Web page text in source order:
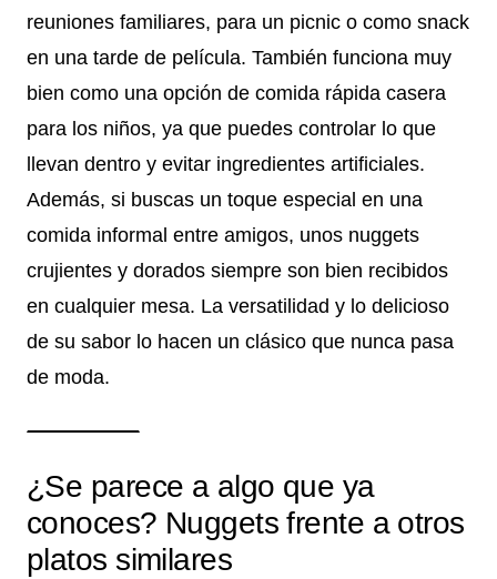
reuniones familiares, para un picnic o como snack
en una tarde de película. También funciona muy
bien como una opción de comida rápida casera
para los niños, ya que puedes controlar lo que
llevan dentro y evitar ingredientes artificiales.
Además, si buscas un toque especial en una
comida informal entre amigos, unos nuggets
crujientes y dorados siempre son bien recibidos
en cualquier mesa. La versatilidad y lo delicioso
de su sabor lo hacen un clásico que nunca pasa
de moda.
¿Se parece a algo que ya
conoces? Nuggets frente a otros
platos similares